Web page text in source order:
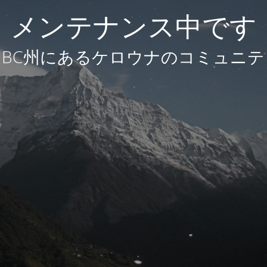
メンテナンス中です
州にあるケロウナのコミュニ